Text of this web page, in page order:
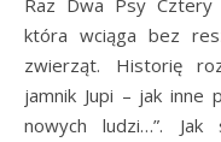
Raz Dwa Psy Cztery to pełna przygód psia opowieść,
która wciąga bez
zwierząt. Historię
jamnik Jupi – jak inne
nowych ludzi…”.